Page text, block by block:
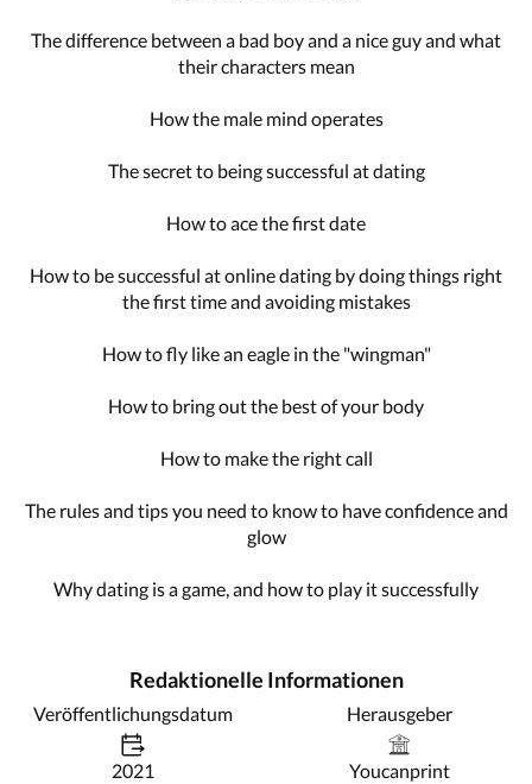
The difference between a bad boy and a nice guy and what
their characters mean
How the male mind operates
The secret to being successful at dating
How to ace the first date
How to be successful at online dating by doing things right
the first time and avoiding mistakes
How to fly like an eagle in the "wingman"
How to bring out the best of your body
How to make the right call
The rules and tips you need to know to have confidence and
glow
Why dating is a game, and how to play it successfully
Redaktionelle Informationen
Veröffentlichungsdatum
2021
Herausgeber
Youcanprint